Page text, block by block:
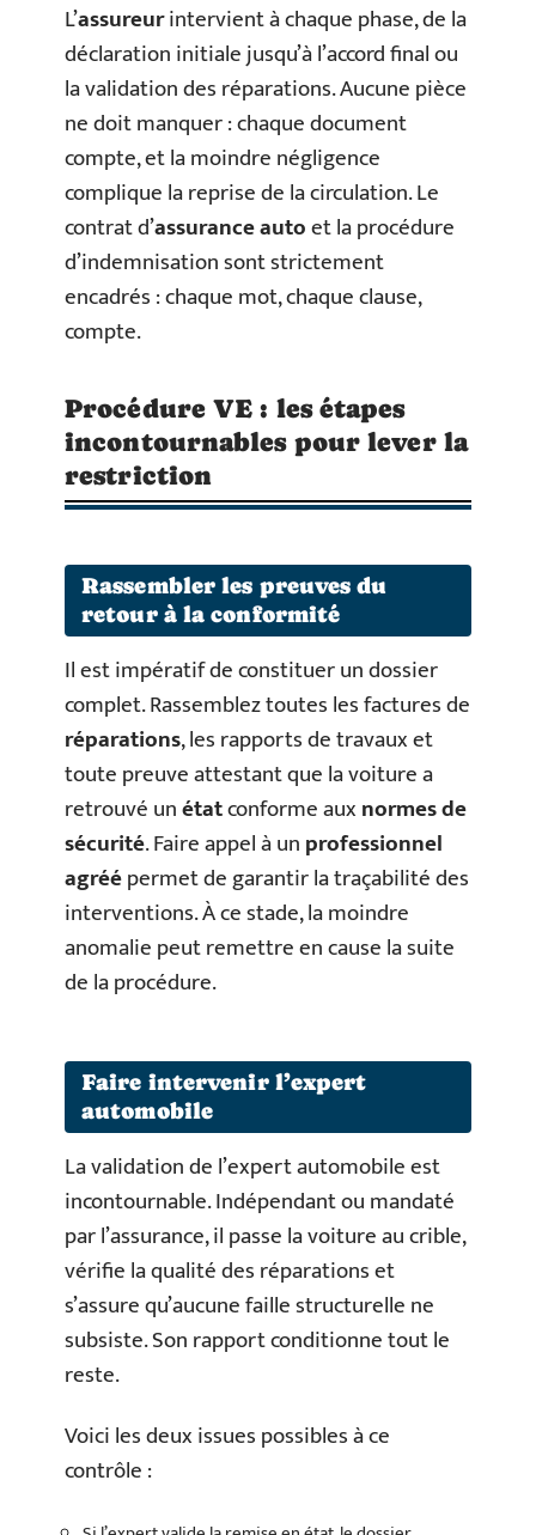
L’assureurintervient à chaque phase, de la
déclaration initiale jusqu’à l’accord final ou
la validation des réparations. Aucune pièce
ne doit manquer : chaque document
compte, et la moindre négligence
complique la reprise de la circulation. Le
contrat d’assurance autoet la procédure
d’indemnisation sont strictement
encadrés : chaque mot, chaque clause,
compte.
Procédure VE : les étapes
incontournables pour lever la
restriction
Rassembler les preuves du
retour à la conformité
Il est impératif de constituer un dossier
complet. Rassemblez toutes les factures de
réparations, les rapports de travaux et
toute preuve attestant que la voiture a
retrouvé unétatconforme auxnormes de
sécurité. Faire appel à unprofessionnel
agréépermet de garantir la traçabilité des
interventions. À ce stade, la moindre
anomalie peut remettre en cause la suite
de la procédure.
Faire intervenir l’expert
automobile
La validation de l’expert automobile est
incontournable. Indépendant ou mandaté
par l’assurance, il passe la voiture au crible,
vérifie la qualité des réparations et
s’assure qu’aucune faille structurelle ne
subsiste. Son rapport conditionne tout le
reste.
Voici les deux issues possibles à ce
contrôle :